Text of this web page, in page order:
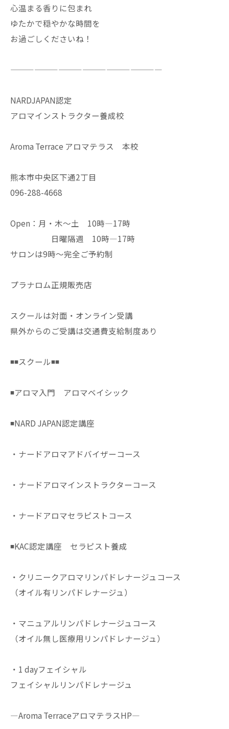
心温まる香りに包まれ
ゆたかで穏やかな時間を
お過ごしくださいね！
———————————————————
NARDJAPAN認定
アロマインストラクター養成校
Aroma Terrace アロマテラス 本校
熊本市中央区下通2丁目
096-288-4668
Open：月・木〜土 10時—17時
日曜隔週 10時—17時
サロンは9時〜完全ご予約制
プラナロム正規販売店
スクールは対面・オンライン受講
県外からのご受講は交通費支給制度あり
◾️◾️スクール◾️◾️
◾️アロマ入門 アロマベイシック
◾️NARD JAPAN認定講座
・ナードアロマアドバイザーコース
・ナードアロマインストラクターコース
・ナードアロマセラピストコース
◾️KAC認定講座 セラピスト養成
・クリニークアロマリンパドレナージュコース
（オイル有リンパドレナージュ）
・マニュアルリンパドレナージュコース
（オイル無し医療用リンパドレナージュ）
・1 dayフェイシャル
フェイシャルリンパドレナージュ
—Aroma TerraceアロマテラスHP—